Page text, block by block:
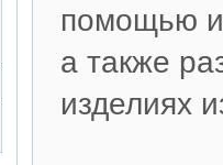
помощью
а также
изделиях